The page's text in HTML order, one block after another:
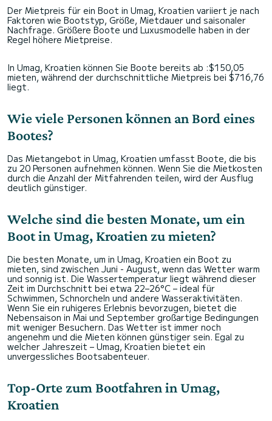
Der Mietpreis für ein Boot in Umag, Kroatien variiert je nach
Faktoren wie Bootstyp, Größe, Mietdauer und saisonaler
Nachfrage. Größere Boote und Luxusmodelle haben in der
Regel höhere Mietpreise.
In Umag, Kroatien können Sie Boote bereits ab :$150,05
mieten, während der durchschnittliche Mietpreis bei $716,76
liegt.
Wie viele Personen können an Bord eines
Bootes?
Das Mietangebot in Umag, Kroatien umfasst Boote, die bis
zu 20 Personen aufnehmen können. Wenn Sie die Mietkosten
durch die Anzahl der Mitfahrenden teilen, wird der Ausflug
deutlich günstiger.
Welche sind die besten Monate, um ein
Boot in Umag, Kroatien zu mieten?
Die besten Monate, um in Umag, Kroatien ein Boot zu
mieten, sind zwischen Juni - August, wenn das Wetter warm
und sonnig ist. Die Wassertemperatur liegt während dieser
Zeit im Durchschnitt bei etwa 22–26°C – ideal für
Schwimmen, Schnorcheln und andere Wasseraktivitäten.
Wenn Sie ein ruhigeres Erlebnis bevorzugen, bietet die
Nebensaison in Mai und September großartige Bedingungen
mit weniger Besuchern. Das Wetter ist immer noch
angenehm und die Mieten können günstiger sein. Egal zu
welcher Jahreszeit – Umag, Kroatien bietet ein
unvergessliches Bootsabenteuer.
Top-Orte zum Bootfahren in Umag,
Kroatien